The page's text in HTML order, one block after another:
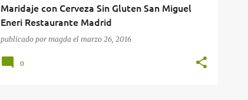
Maridaje con Cerveza Sin Gluten San Miguel
Eneri Restaurante Madrid
publicado por magda el marzo 26, 2016
0